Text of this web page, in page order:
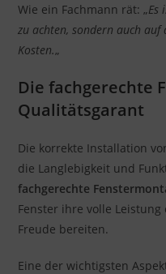
Wie ein Fachmann rät: „Es
zu achten, sondern auch
Kosten.„
Die fachgerechte
Qualitätsgarant
Die korrekte Installation
die Langlebigkeit und
fachgerechte
Fenster ihre volle
Freude bereiten.
Eine der wichtigsten